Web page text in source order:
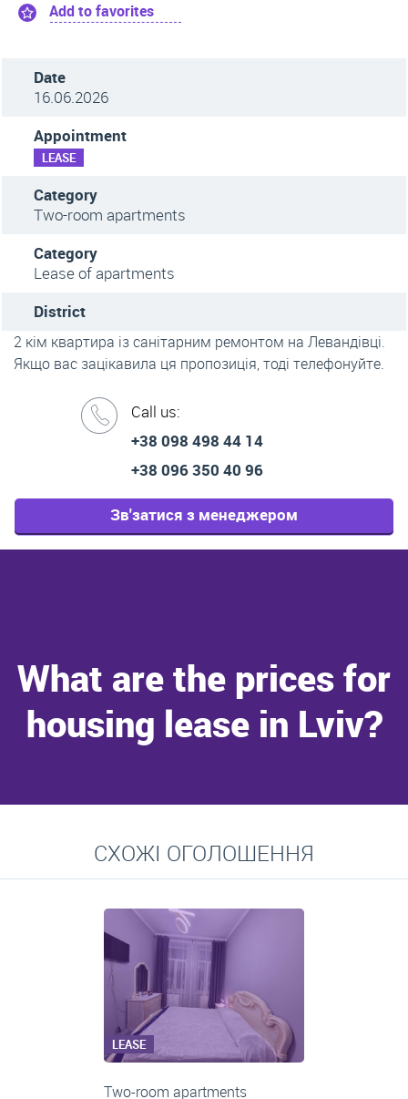
Add to favorites
Date
16.06.2026
Appointment
LEASE
Category
Two-room apartments
Category
Lease of apartments
District
2 кім квартира із санітарним ремонтом на Левандівці.
Якщо вас зацікавила ця пропозиція, тоді телефонуйте.
Call us:
+38 098 498 44 14
+38 096 350 40 96
Зв'затися з менеджером
What are the prices for
housing lease in Lviv?
Average prices for long-term lease of apartments, private
residences, rooms
СХОЖІ ОГОЛОШЕННЯ
LEASE
Two-room apartments